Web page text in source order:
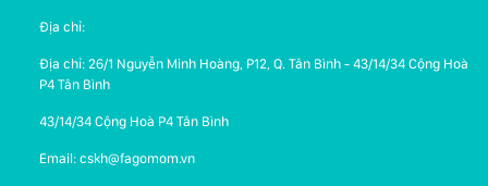
Địa chỉ:
Địa chỉ: 26/1 Nguyễn Minh Hoàng, P12, Q. Tân Bình - 43/14/34 Cộng Hoà
P4 Tân Bình
43/14/34 Cộng Hoà P4 Tân Bình
Email: cskh@fagomom.vn